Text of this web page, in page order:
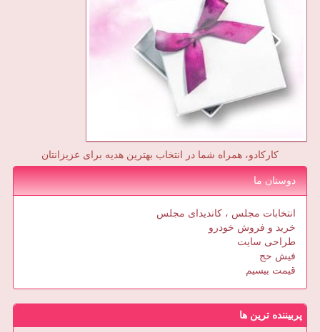
کارکادو، همراه شما در انتخاب بهترین هدیه برای عزیزانتان
دوستان ما
انتخابات مجلس ، کاندیدای مجلس
خرید و فروش خودرو
طراحی سایت
فیش حج
قیمت بیسیم
پربیننده ترین ها